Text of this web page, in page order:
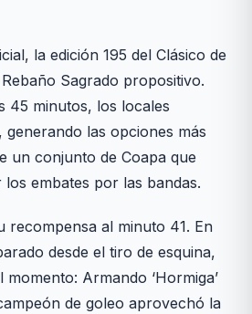
la edición 195 del Clásico de
Sagrado propositivo.
45 minutos, los locales
las opciones más
un conjunto de Coapa que
embates por las bandas.
recompensa al minuto 41. En
desde el tiro de esquina,
Armando ‘Hormiga’
de goleo aprovechó la